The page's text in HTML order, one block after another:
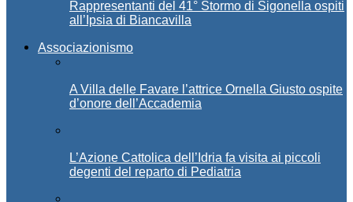
Rappresentanti del 41° Stormo di Sigonella ospiti
all’Ipsia di Biancavilla
Associazionismo
A Villa delle Favare l’attrice Ornella Giusto ospite
d’onore dell’Accademia
L’Azione Cattolica dell’Idria fa visita ai piccoli
degenti del reparto di Pediatria